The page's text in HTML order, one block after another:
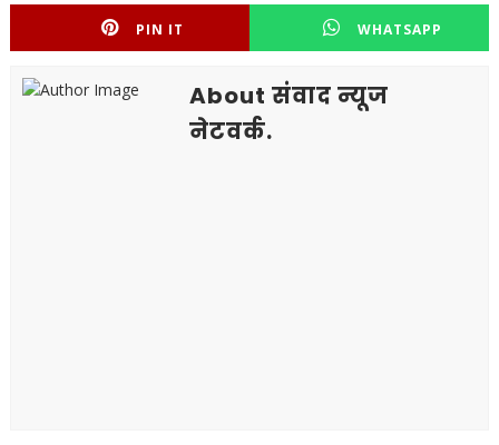
PIN IT WHATSAPP
About संवाद न्यूज
नेटवर्क.